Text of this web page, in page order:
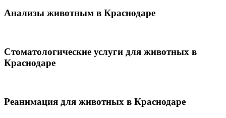
Анализы животным в Краснодаре
Стоматологические услуги для животных в
Краснодаре
Реанимация для животных в Краснодаре